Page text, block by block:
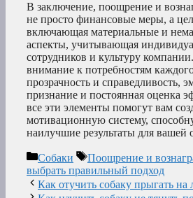
В заключение, поощрение и
не просто финансовые меры, а
включающая материальные и
аспекты, учитывающая
сотрудников и культуру
внимание к потребностям
прозрачность и справедливость,
признание и постоянная оценка
все эти элементы помогут вам
мотивационную систему,
наилучшие результаты для вашей
Рубрики
Собаки Метки
Поощрение и
выбрать правильный подход
Как отучить собаку прыгать на